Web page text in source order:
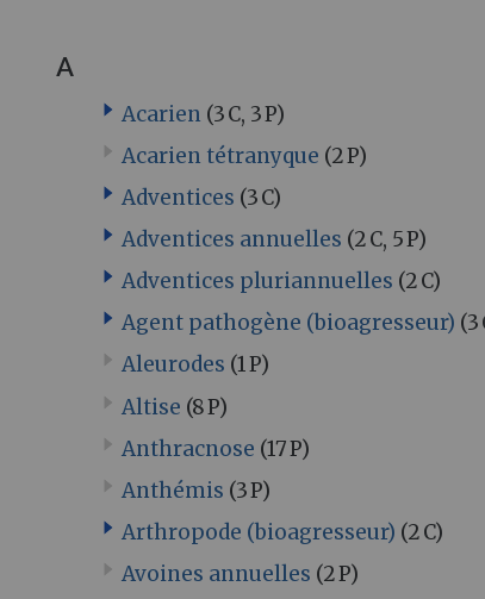
A
Acarien (3 C, 3 P)
Acarien tétranyque (2 P)
Adventices (3 C)
Adventices annuelles (2 C, 5 P)
Adventices pluriannuelles (2 C)
Agent pathogène (bioagresseur) (3
Aleurodes (1 P)
Altise (8 P)
Anthracnose (17 P)
Anthémis (3 P)
Arthropode (bioagresseur) (2 C)
Avoines annuelles (2 P)